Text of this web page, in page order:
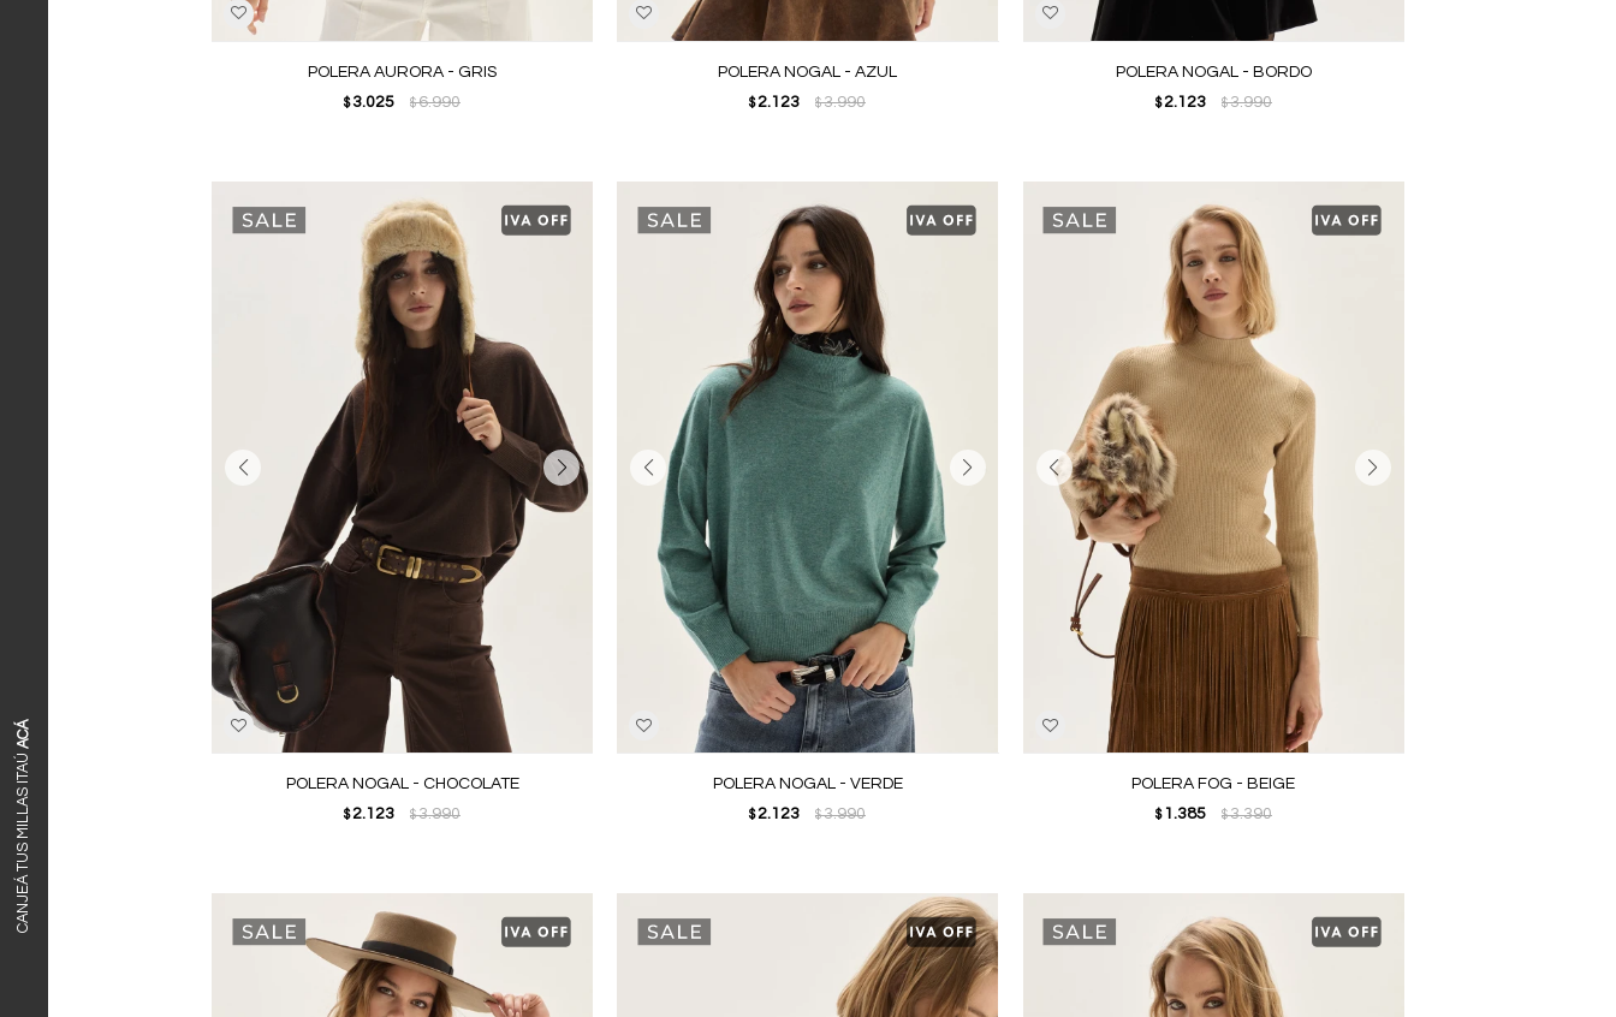
CANJEÁ TUS MILLAS ITAÚ
ACÁ
POLERA AURORA - GRIS
$3.025 $6.990
POLERA NOGAL - AZUL
$2.123 $3.990
POLERA NOGAL - BORDO
$ 2.123 $3.990
POLERA NOGAL - CHOCOLATE
$2.123 $3.990
POLERA NOGAL - VERDE
$2.123 $3.990
POLERA FOG - BEIGE
$ 1.385 $3.390